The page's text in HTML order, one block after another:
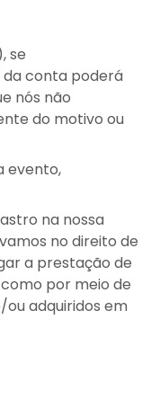
se
conta poderá
nós não
do motivo ou
evento,
na nossa
no direito de
a prestação de
por meio de
ou adquiridos em